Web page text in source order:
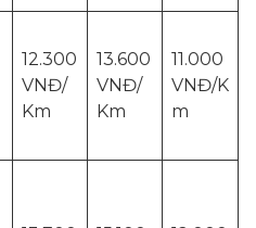
12.300
VNĐ/
Km
13.600
VNĐ/
Km
11.000
VNĐ/K
m